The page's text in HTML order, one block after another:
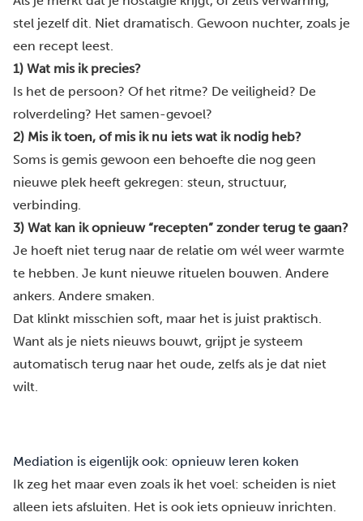
stel jezelf dit. Niet dramatisch. Gewoon nuchter, zoals je
een recept leest.
1) Wat mis ik precies?
Is het de persoon? Of het ritme? De veiligheid? De
rolverdeling? Het samen-gevoel?
2) Mis ik toen, of mis ik nu iets wat ik nodig heb?
Soms is gemis gewoon een behoefte die nog geen
nieuwe plek heeft gekregen: steun, structuur,
verbinding.
3) Wat kan ik opnieuw “recepten” zonder terug te gaan?
Je hoeft niet terug naar de relatie om wél weer warmte
te hebben. Je kunt nieuwe rituelen bouwen. Andere
ankers. Andere smaken.
Dat klinkt misschien soft, maar het is juist praktisch.
Want als je niets nieuws bouwt, grijpt je systeem
automatisch terug naar het oude, zelfs als je dat niet
wilt.
Mediation is eigenlijk ook: opnieuw leren koken
Ik zeg het maar even zoals ik het voel: scheiden is niet
alleen iets afsluiten. Het is ook iets opnieuw inrichten.